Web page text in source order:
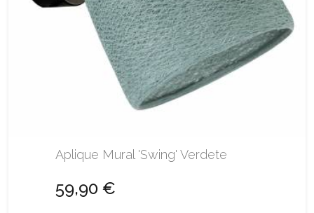
Aplique Mural 'Swing' Verdete
59,90 €